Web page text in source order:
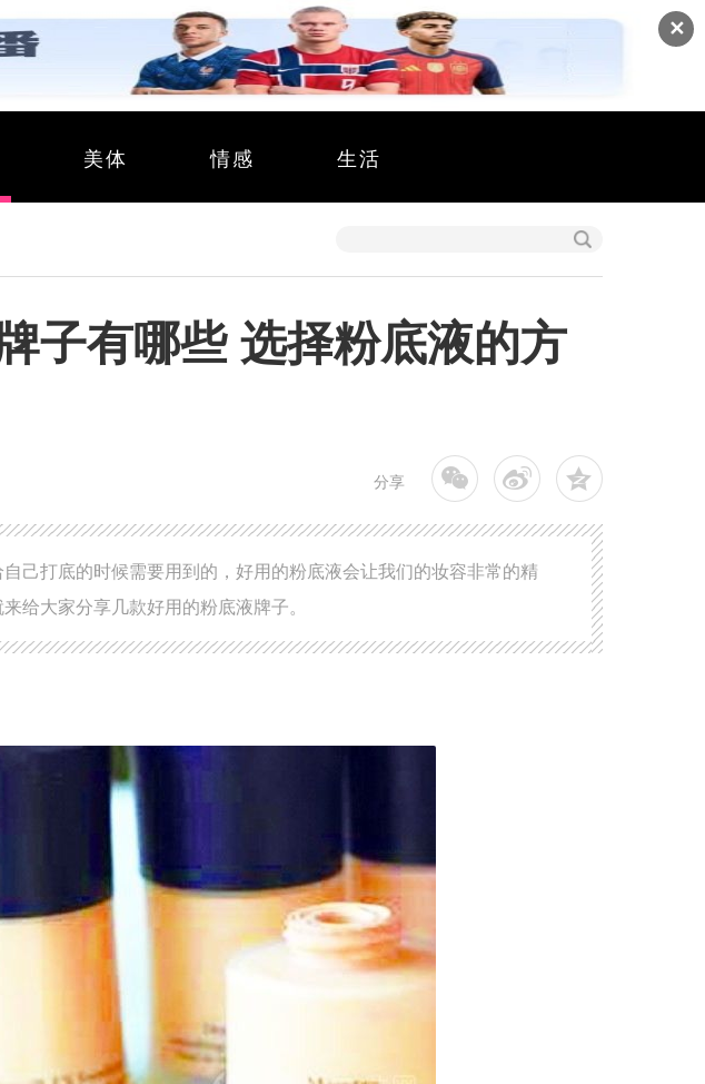
✕
美体 情感 生活
子有哪些 选择粉底液的方
分享
己打底的时候需要用到的，好用的粉底液会让我们的妆容非常的精
给大家分享几款好用的粉底液牌子。